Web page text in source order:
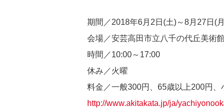
期間／2018年6月2日(土)～8月27日(
会場／安芸高田市立八千の代丘美
時間／10:00～17:00
休み／火曜
料金／一般300円、65歳以上200円、
http://www.akitakata.jp/ja/